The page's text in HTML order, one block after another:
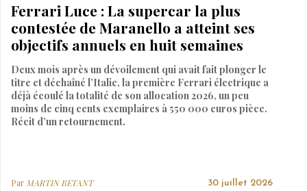
Ferrari Luce : La supercar la plus
contestée de Maranello a atteint ses
objectifs annuels en huit semaines
Deux mois après un dévoilement qui avait fait plonger le
titre et déchaîné l’Italie, la première Ferrari électrique a
déjà écoulé la totalité de son allocation 2026, un peu
moins de cinq cents exemplaires à 550 000 euros pièce.
Récit d’un retournement.
Par MARTIN BETANT 30 juillet 2026